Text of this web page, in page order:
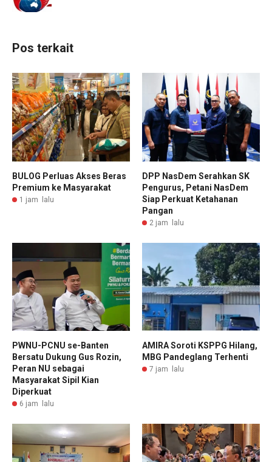
Pos terkait
BULOG Perluas Akses Beras
Premium ke Masyarakat
1 jam lalu
DPP NasDem Serahkan SK
Pengurus, Petani NasDem
Siap Perkuat Ketahanan
Pangan
2 jam lalu
PWNU-PCNU se-Banten
Bersatu Dukung Gus Rozin,
Peran NU sebagai
Masyarakat Sipil Kian
Diperkuat
6 jam lalu
AMIRA Soroti KSPPG Hilang,
MBG Pandeglang Terhenti
7 jam lalu